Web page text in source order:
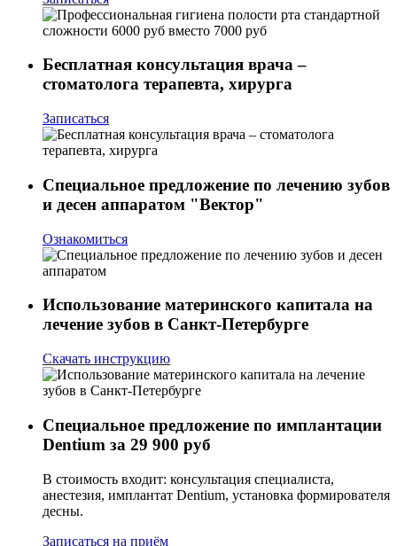
Бесплатная консультация врача –
стоматолога терапевта, хирурга
Записаться
Специальное предложение по лечению зубов
и десен аппаратом "Вектор"
Ознакомиться
Использование материнского капитала на
лечение зубов в Санкт-Петербурге
Скачать инструкцию
Специальное предложение по имплантации
Dentium за 29 900 руб
В стоимость входит: консультация специалиста,
анестезия, имплантат Dentium, установка формирователя
десны.
Записаться на приём